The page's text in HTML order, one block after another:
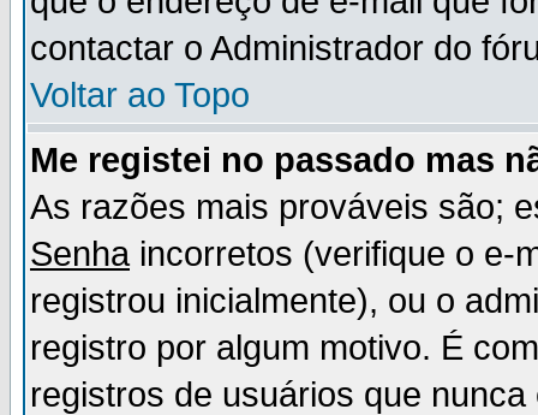
contactar o Administrador do
Voltar ao Topo
Me registei no passado mas
As razões mais prováveis são;
Senhaincorretos (verifique o e-
registrou inicialmente), ou o
registro por algum motivo. É
registros de usuários que